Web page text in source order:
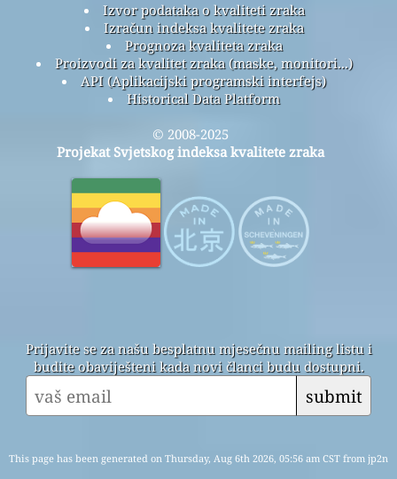
Izvor podataka o kvaliteti zraka
Izračun indeksa kvalitete zraka
Prognoza kvaliteta zraka
Proizvodi za kvalitet zraka (maske, monitori...)
API (Aplikacijski programski interfejs)
Historical Data Platform
© 2008-2025
Projekat Svjetskog indeksa kvalitete zraka
Prijavite se za našu besplatnu mjesečnu mailing listu i
budite obaviješteni kada novi članci budu dostupni.
submit
This page has been generated on Thursday, Aug 6th 2026, 05:56 am CST from jp2n